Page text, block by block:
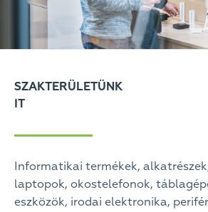
SZAKTERÜLETÜNK
IT
Informatikai termékek,
laptopok, okostelefonok,
eszközök, irodai elektronika,